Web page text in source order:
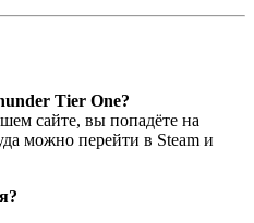
Tier One?
сайте, вы попадёте на
можно перейти в Steam и